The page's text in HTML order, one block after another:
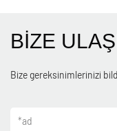
BİZE
Bize gereksinimlerinizi
*ad